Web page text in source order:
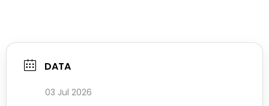
DATA
03 Jul 2026